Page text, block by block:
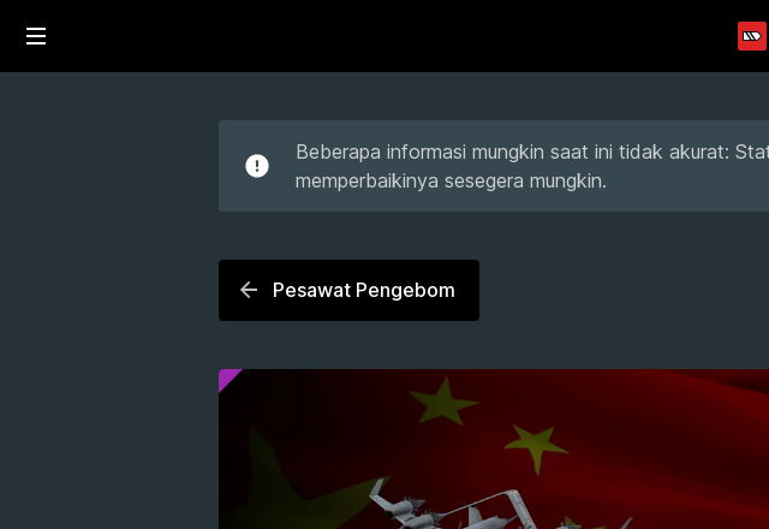
Beberapa informasi mungkin saat ini tidak akurat:
memperbaikinya sesegera mungkin.
Pesawat Pengebom